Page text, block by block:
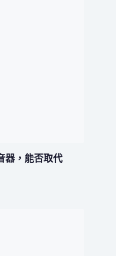
器，能否取代